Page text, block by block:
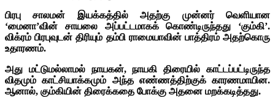
பிரபு சாலமன் இயக்கத்தில் அதற்கு முன்னர் வெளியான
‘மைனா’வின் சாயலை அப்பட்டமாகக் கொண்டிருந்தது ‘கும்கி’.
விக்ரம் பிரபுவுடன் திரியும் தம்பி ராமையாவின் பாத்திரம் அதற்கொரு
உதாரணம்.
அது மட்டுமல்லாமல் நாயகன், நாயகி திரையில் காட்டப்பட்டிருந்த
விதமும் காட்சியாக்கமும் அந்த எண்ணத்திற்குக் காரணமாயின.
ஆனால், கும்கியின் திரைக்கதை போக்கு அதனை மறக்கடித்தது.